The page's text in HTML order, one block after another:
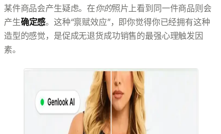
某件商品会产生疑虑。在你的照片上看到同一件商品则会
产生确定感。这种“禀赋效应”，即你觉得你已经拥有这种
造型的感觉，是促成无退货成功销售的最强心理触发因
素。